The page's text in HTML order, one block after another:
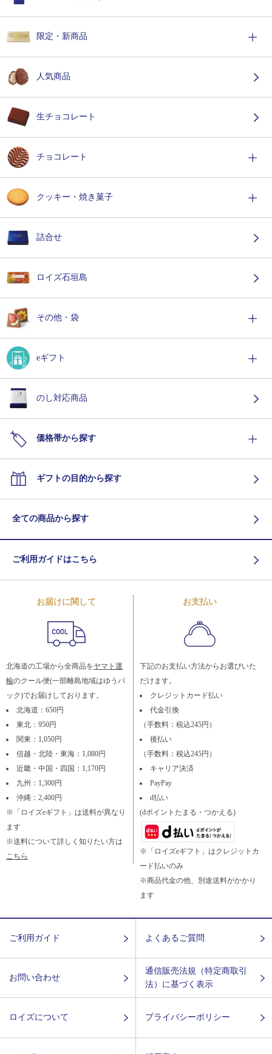
限定・新商品
人気商品
生チョコレート
チョコレート
クッキー・焼き菓子
詰合せ
ロイズ石垣島
その他・袋
eギフト
のし対応商品
価格帯から探す
ギフトの目的から探す
全ての商品から探す
ご利用ガイドはこちら
お届けに関して
北海道の工場から全商品をヤマト運
輸のクール便(一部離島地域はゆうパ
ック)でお届けしております。
北海道：650円
東北：950円
関東：1,050円
信越・北陸・東海：1,080円
近畿・中国・四国：1,170円
九州：1,300円
沖縄：2,400円
※「ロイズeギフト」は送料が異なり
ます
※送料について詳しく知りたい方は
こちら
お支払い
下記のお支払い方法からお選びいた
だけます。
クレジットカード払い
代金引換
（手数料：税込245円）
後払い
（手数料：税込245円）
キャリア決済
PayPay
d払い
(dポイントたまる・つかえる)
※「ロイズeギフト」はクレジットカ
ード払いのみ
※商品代金の他、別途送料がかかり
ます
ご利用ガイド よくあるご質問
お問い合わせ
通信販売法規（特定商取引
法）に基づく表示
ロイズについて プライバシーポリシー